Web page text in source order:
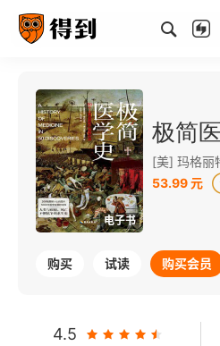
电子书
极简
[美] 玛格丽
53.99 元
购买 试读 购买会员
4.5